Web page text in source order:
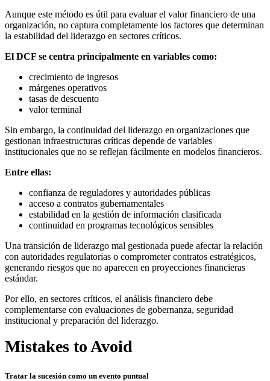
Aunque este método es útil para evaluar el valor financiero de una
organización, no captura completamente los factores que determinan
la estabilidad del liderazgo en sectores críticos.
El DCF se centra principalmente en variables como:
crecimiento de ingresos
márgenes operativos
tasas de descuento
valor terminal
Sin embargo, la continuidad del liderazgo en organizaciones que
gestionan infraestructuras críticas depende de variables
institucionales que no se reflejan fácilmente en modelos financieros.
Entre ellas:
confianza de reguladores y autoridades públicas
acceso a contratos gubernamentales
estabilidad en la gestión de información clasificada
continuidad en programas tecnológicos sensibles
Una transición de liderazgo mal gestionada puede afectar la relación
con autoridades regulatorias o comprometer contratos estratégicos,
generando riesgos que no aparecen en proyecciones financieras
estándar.
Por ello, en sectores críticos, el análisis financiero debe
complementarse con evaluaciones de gobernanza, seguridad
institucional y preparación del liderazgo.
Mistakes to Avoid
Tratar la sucesión como un evento puntual